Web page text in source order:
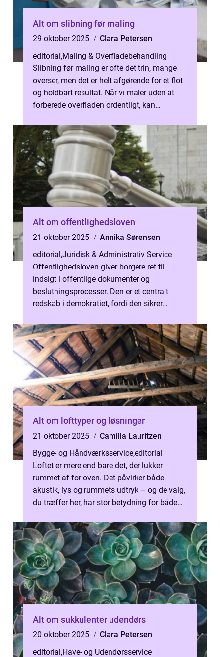
Alt om slibning før maling
29 oktober 2025
Clara Petersen
editorial,Maling & Overfladebehandling
Slibning før maling er ofte det trin, mange
overser, men det er helt afgørende for et flot
og holdbart resultat. Når vi maler uden at
forberede overfladen ordentligt, kan
Alt om offentlighedsloven
21 oktober 2025
Annika Sørensen
editorial,Juridisk & Administrativ Service
Offentlighedsloven giver borgere ret til
indsigt i offentlige dokumenter og
beslutningsprocesser. Den er et centralt
redskab i demokratiet, fordi den sikrer
def...
Alt om lofttyper og løsninger
21 oktober 2025
Camilla Lauritzen
Bygge- og Håndværksservice,editorial
Loftet er mere end bare det, der lukker
rummet af for oven. Det påvirker både
akustik, lys og rummets udtryk – og de valg,
du træffer her, har stor betydning for både
Alt om sukkulenter udendørs
20 oktober 2025
Clara Petersen
editorial,Have- og Udendørsservice